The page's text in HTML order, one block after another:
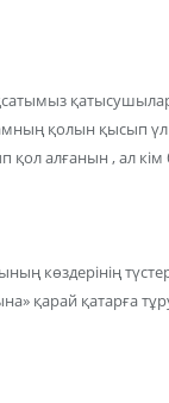
қолын қысып
қол алғанын , ал
көздерінің
қарай қатарға